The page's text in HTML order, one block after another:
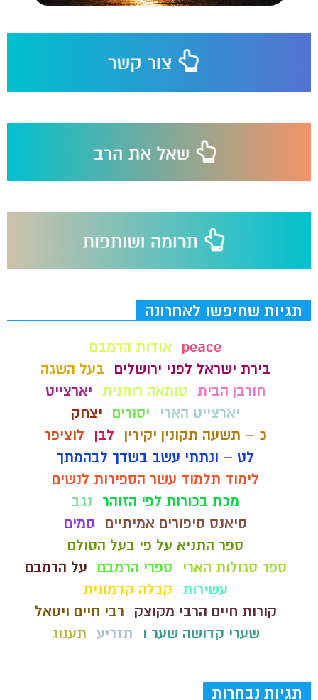
תגיות שחיפשו לאחרונה
peace
אודות הרמבם
בירת ישראל לפני ירושלים
בעל השגה
חורבן הבית טומאה רוחנית יארצייט
יארצייט הארי
יסורים
יצחק
כ – תשעה תקונין יקירין
לבן
לוציפר
לט – ונתתי עשב בשדך לבהמתך
לימוד תלמוד עשר הספירות לנשים
מכת בכורות לפי הזוהר
נגב
סיאנס סיפורים אמיתיים
סמים
ספר התניא על פי בעל הסולם
ספר סגולות הארי
ספרי הרמבם
על הרמבם
עשירות קבלה קדמונית
קורות חיים הרבי מקוצק
רבי חיים ויטאל
שערי קדושה שער ו
תזריע תענוג
תגיות נבחרות